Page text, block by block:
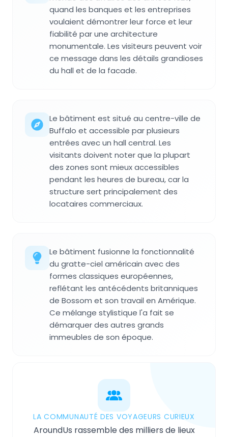
quand les banques et les entreprises
voulaient démontrer leur force et leur
fiabilité par une architecture
monumentale. Les visiteurs peuvent voir
ce message dans les détails grandioses
du hall et de la facade.
Le bâtiment est situé au centre-ville de
Buffalo et accessible par plusieurs
entrées avec un hall central. Les
visitants doivent noter que la plupart
des zones sont mieux accessibles
pendant les heures de bureau, car la
structure sert principalement des
locataires commerciaux.
Le bâtiment fusionne la fonctionnalité
du gratte-ciel américain avec des
formes classiques européennes,
reflétant les antécédents britanniques
de Bossom et son travail en Amérique.
Ce mélange stylistique l'a fait se
démarquer des autres grands
immeubles de son époque.
LA COMMUNAUTÉ DES VOYAGEURS CURIEUX
AroundUs rassemble des milliers de lieux